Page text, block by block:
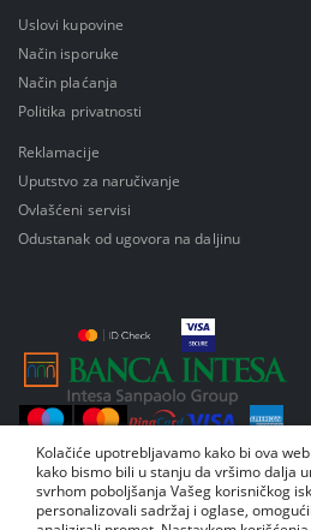
Uslovi kupovine
Način isporuke
Način plaćanja
Politika privatnosti
Reklamacije
Uputstvo za naručivanje
Ovlašćeni servisi
Odustanak od ugovora na daljinu
Kolačiće upotrebljavamo kako bi ova
kako bismo bili u stanju da vršimo dalja
svrhom poboljšanja Vašeg korisničkog
personalizovali sadržaj i oglase,